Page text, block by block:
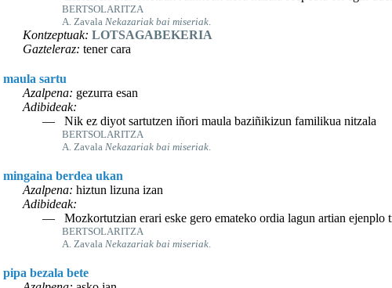
BERTSOLARITZA
A. Zavala Nekazariak bai miseriak.
Kontzeptuak: LOTSAGABEKERIA
Gazteleraz: tener cara
maula sartu
Azalpena: gezurra esan
Adibideak:
— Nik ez diyot sartutzen iñori maula baziñikizun familikua nitzala
BERTSOLARITZA
A. Zavala Nekazariak bai miseriak.
mingaina berdea ukan
Azalpena: hiztun lizuna izan
Adibideak:
— Mozkortutzian erari eske gero emateko ordia lagun artian ejenplo
BERTSOLARITZA
A. Zavala Nekazariak bai miseriak.
pipa bezala bete